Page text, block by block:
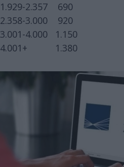
1.929-2.357 690
2.358-3.000 920
3.001-4.000 1.150
4.001+ 1.380